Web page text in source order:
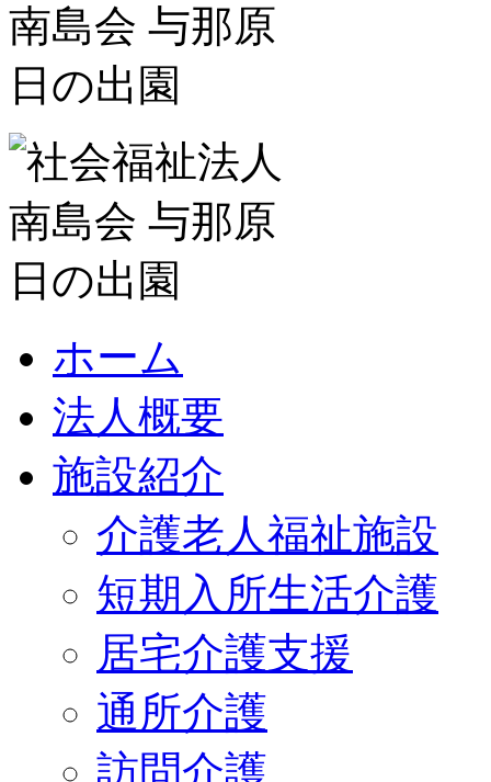
ホーム
法人概要
施設紹介
介護老人福祉施設
短期入所生活介護
居宅介護支援
通所介護
訪問介護